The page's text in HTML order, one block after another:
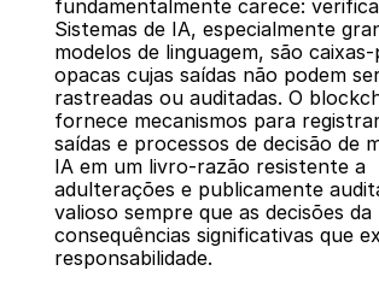
fundamentalmente carece:
Sistemas de IA, especialmente
modelos de linguagem, são
opacas cujas saídas não podem
rastreadas ou auditadas. O
fornece mecanismos para
saídas e processos de decisão de
IA em um livro-razão resistente a
adulterações e publicamente
valioso sempre que as decisões
consequências significativas que
responsabilidade.